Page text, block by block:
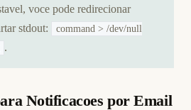
voce pode redirecionar
stdout:
command > /dev/null
.
Notificacoes por Email